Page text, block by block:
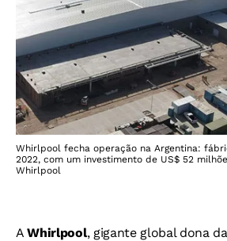
Whirlpool fecha operação na Argentina:
2022, com um investimento de US$ 52
Whirlpool
AWhirlpool, gigante global dona